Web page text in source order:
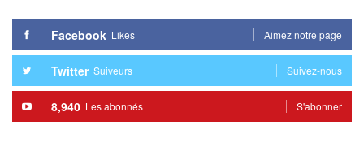
Facebook Likes Aimez notre page
Twitter Suiveurs Suivez-nous
8,940 Les abonnés S'abonner